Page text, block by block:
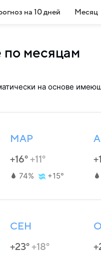
на 10 дней Месяц
по месяцам
на основе
МАР
+16°+11°
74% +15°
СЕН
+23°+18°